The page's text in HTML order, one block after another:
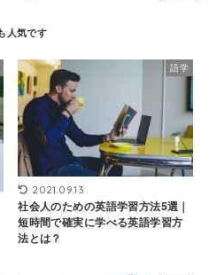
語学
2021.09.13
社会人のための英語学習方法5選｜
短時間で確実に学べる英語学習方
法とは？